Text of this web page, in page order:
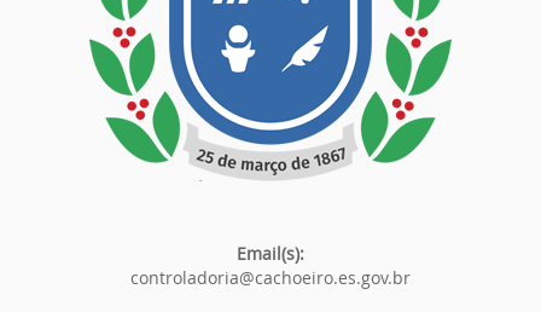
Email(s):
controladoria@cachoeiro.es.gov.br